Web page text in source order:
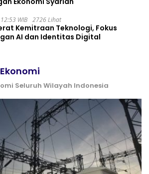
WIB 2726 Lihat
Kemitraan Teknologi, Fokus
AI dan Identitas Digital
Seluruh Wilayah Indonesia